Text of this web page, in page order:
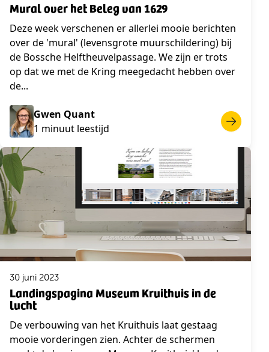
Mural over het Beleg van 1629
Deze week verschenen er allerlei mooie berichten
over de 'mural' (levensgrote muurschildering) bij
de Bossche Helftheuvelpassage. We zijn er trots
op dat we met de Kring meegedacht hebben over
de...
Gwen Quant
1 minuut leestijd
30 juni 2023
Landingspagina Museum Kruithuis in de
lucht
De verbouwing van het Kruithuis laat gestaag
mooie vorderingen zien. Achter de schermen